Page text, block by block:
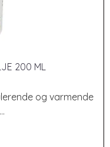
200 ML
og varmende